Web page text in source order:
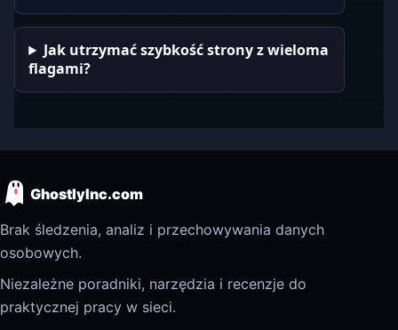
Jak utrzymać szybkość strony z wieloma
flagami?
GhostlyInc.com
Brak śledzenia, analiz i przechowywania danych
osobowych.
Niezależne poradniki, narzędzia i recenzje do
praktycznej pracy w sieci.